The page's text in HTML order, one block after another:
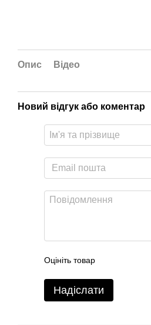
Опис Відео
Новий відгук або коментар
Оцініть товар
Надіслати